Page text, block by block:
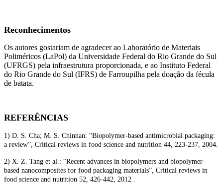
Reconhecimentos
Os autores gostariam de agradecer ao Laboratório de Materiais
Poliméricos (LaPol) da Universidade Federal do Rio Grande do Sul
(UFRGS) pela infraestrutura proporcionada, e ao Instituto Federal
do Rio Grande do Sul (IFRS) de Farroupilha pela doação da fécula
de batata.
REFERÊNCIAS
1) D. S. Cha; M. S. Chinnan: “Biopolymer-based antimicrobial packaging:
a review”, Critical reviews in food science and nutrition 44, 223-237, 2004.
2) X. Z. Tang et al.: “Recent advances in biopolymers and biopolymer-
based nanocomposites for food packaging materials”, Critical reviews in
food science and nutrition 52, 426-442, 2012 .